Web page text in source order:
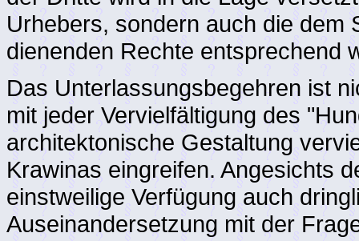
Urhebers, sondern auch die dem
dienenden Rechte entsprechend
Das Unterlassungsbegehren ist
mit jeder Vervielfältigung des
architektonische Gestaltung
Krawinas eingreifen. Angesichts
einstweilige Verfügung auch
Auseinandersetzung mit der